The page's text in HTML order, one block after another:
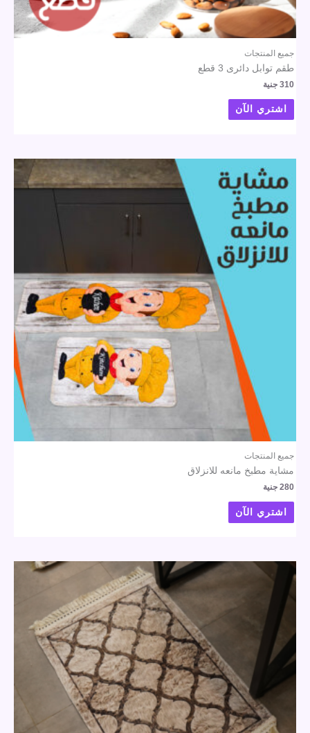
جميع المنتجات
طقم توابل دائرى 3 قطع
310 جنية
اشتري الآن
جميع المنتجات
مشاية مطبخ مانعه للانزلاق
280 جنية
اشتري الآن